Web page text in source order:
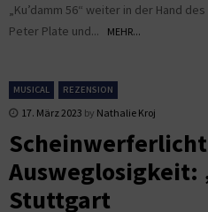
„Ku’damm 56“ weiter in der Hand
Peter Plate und...
MEHR...
MUSICAL REZENSION
17. März 2023 by Nathalie Kroj
Ausweglosigkeit:
Stuttgart